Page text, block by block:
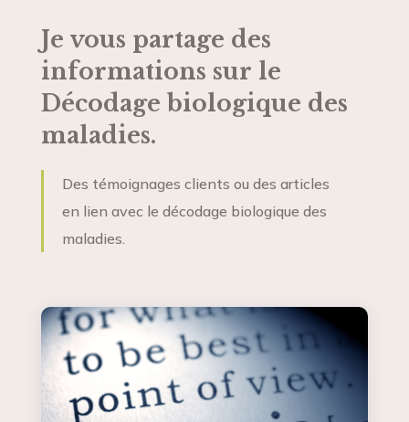
Je vous partage des
informations sur le
Décodage biologique des
maladies.
Des témoignages clients ou des articles
en lien avec le décodage biologique des
maladies.